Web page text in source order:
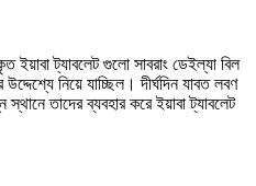
ইয়াবা ট্যাবলেট গুলো সাবরাং ডেইল্যা বিল
নিয়ে যাচ্ছিল। দীর্ঘদিন যাবত লবণ
স্থানে তাদের ব্যবহার করে ইয়াবা ট্যাবলেট